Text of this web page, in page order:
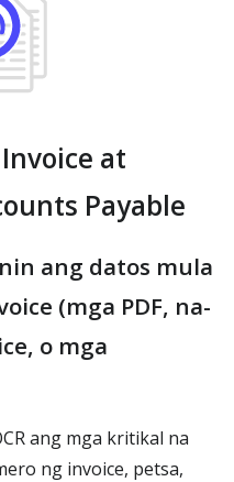
at
Payable
ang datos mula
(mga PDF, na-
o mga
ang mga kritikal na
ng invoice, petsa,